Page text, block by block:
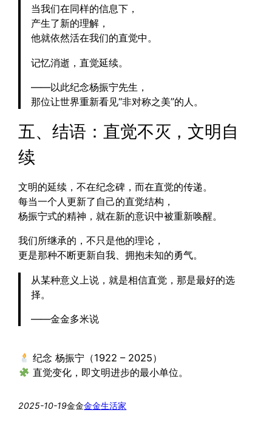
当我们在同样的信息下，
产生了新的理解，
他就依然活在我们的直觉中。
记忆消逝，直觉延续。
——以此纪念杨振宁先生，
那位让世界重新看见“非对称之美”的人。
五、结语：直觉不灭，文明自
续
文明的延续，不在纪念碑，而在直觉的传递。
每当一个人更新了自己的直觉结构，
杨振宁式的精神，就在新的意识中被重新唤醒。
我们所继承的，不只是他的理论，
更是那种不断更新自我、拥抱未知的勇气。
从某种意义上说，就是相信直觉，那是最好的选
择。
——金金多米说
纪念 杨振宁（1922 – 2025）
直觉变化，即文明进步的最小单位。
2025-10-19金金金金生活家